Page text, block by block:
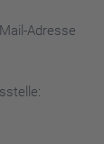
Adresse